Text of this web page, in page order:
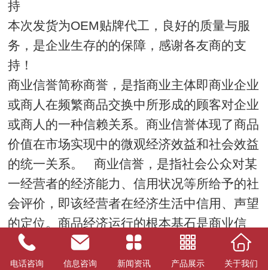
持
本次发货为OEM贴牌代工，良好的质量与服
务，是企业生存的的保障，感谢各友商的支
持！
商业信誉简称商誉，是指商业主体即商业企业
或商人在频繁商品交换中所形成的顾客对企业
或商人的一种信赖关系。商业信誉体现了商品
价值在市场实现中的微观经济效益和社会效益
的统一关系。 商业信誉，是指社会公众对某
一经营者的经济能力、信用状况等所给予的社
会评价，即该经营者在经济生活中信用、声望
的定位。商品经济运行的根本基石是商业信
誉。
电话咨询 信息咨询 新闻资讯 产品展示 关于我们